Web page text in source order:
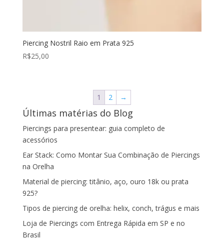
Piercing Nostril Raio em Prata 925
R$25,00
1 2 →
Últimas matérias do Blog
Piercings para presentear: guia completo de
acessórios
Ear Stack: Como Montar Sua Combinação de Piercings
na Orelha
Material de piercing: titânio, aço, ouro 18k ou prata
925?
Tipos de piercing de orelha: helix, conch, trágus e mais
Loja de Piercings com Entrega Rápida em SP e no
Brasil